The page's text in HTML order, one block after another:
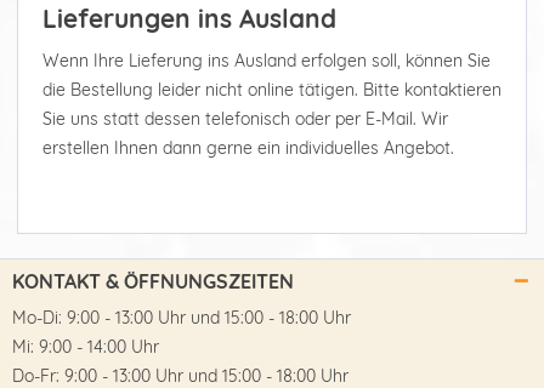
Lieferungen ins Ausland
Wenn Ihre Lieferung ins Ausland erfolgen soll, können Sie
die Bestellung leider nicht online tätigen. Bitte kontaktieren
Sie uns statt dessen telefonisch oder per E-Mail. Wir
erstellen Ihnen dann gerne ein individuelles Angebot.
KONTAKT & ÖFFNUNGSZEITEN
Mo-Di: 9:00 - 13:00 Uhr und 15:00 - 18:00 Uhr
Mi: 9:00 - 14:00 Uhr
Do-Fr: 9:00 - 13:00 Uhr und 15:00 - 18:00 Uhr